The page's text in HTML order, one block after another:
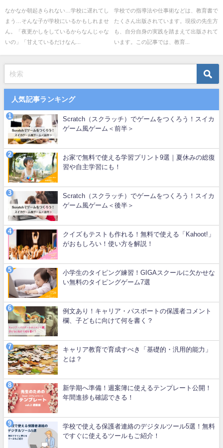
んな病気？映画で知るチャンス
も
なかなか朝起きられない…学校に遅れてし
まう…そんな子が学校にいるかもしれませ
ん。「夜更かしをしているからなんじゃな
いの」「甘えているだけなん...
方〜Twitterアカウントも
学校での指導法や仕事術などは、教育書で
たくさん出版されています。現役の先生方
も、自分自身の実践を踏まえて出版されて
います。この記事では、教育...
人気記事ランキング
Scratch（スクラッチ）でゲームをつくろう！スイカ
ゲーム風ゲーム＜前半＞
お家で無料で使える学習プリント9選｜夏休みの総復
習や自主学習にも！
Scratch（スクラッチ）でゲームをつくろう！スイカ
ゲーム風ゲーム＜後半＞
クイズもテストも作れる！無料で使える「Kahoot!」
がおもしろい！使い方を解説！
小学生のタイピング練習！GIGAスクールに欠かせな
い無料のタイピングゲーム7選
例文あり！キャリア・パスポートの保護者コメント
欄、子どもに向けて何を書く？
キャリア教育で育成すべき「基礎的・汎用的能力」
とは？
新学期へ準備！週案簿に使えるテンプレート公開！
年間進捗も確認できる！
学校で使える保護者連絡のデジタルツール5選！無料
ですぐに使えるツールもご紹介！